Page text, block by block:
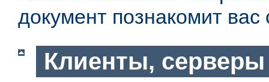
документ познакомит вас
Клиенты, серверы